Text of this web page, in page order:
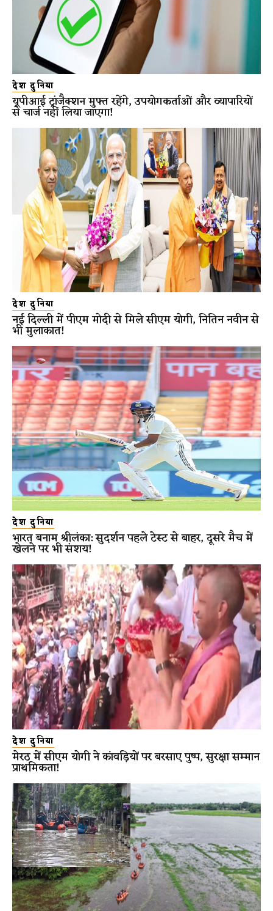
देश दुनिया
यूपीआई ट्रांजैक्शन मुफ्त रहेंगे, उपयोगकर्ताओं और व्यापारियों
से चार्ज नहीं लिया जाएगा!
देश दुनिया
नई दिल्ली में पीएम मोदी से मिले सीएम योगी, नितिन नवीन से
भी मुलाकात!
देश दुनिया
भारत बनाम श्रीलंका: सुदर्शन पहले टेस्ट से बाहर, दूसरे मैच में
खेलने पर भी संशय!
देश दुनिया
मेरठ में सीएम योगी ने कांवड़ियों पर बरसाए पुष्प, सुरक्षा सम्मान
प्राथमिकता!